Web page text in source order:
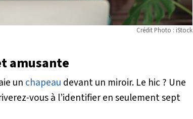
Crédit Photo : iStock
amusante
un chapeau devant un miroir. Le hic ? Une
vous à l’identifier en seulement sept